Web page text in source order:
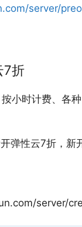
server/
7折
小时计费、各种
弹性云7折，新
server/